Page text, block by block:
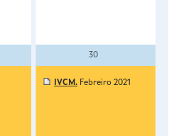
30
IVCM. Febreiro 2021